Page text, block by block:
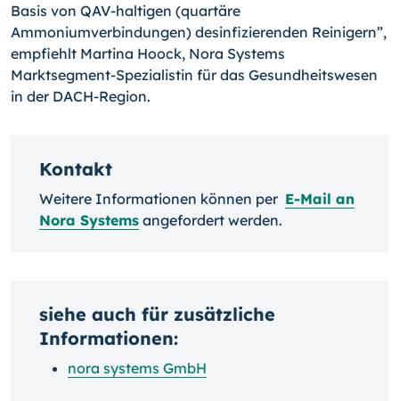
Basis von QAV-haltigen (quartäre
Ammoniumverbindungen) desinfizierenden Reinigern”,
empfiehlt Martina Hoock, Nora Systems
Marktsegment-Spezialistin für das Gesundheitswesen
in der DACH-Region.
Kontakt
Weitere Informationen können per E-Mail an
Nora Systems angefordert werden.
siehe auch für zusätzliche
Informationen:
nora systems GmbH